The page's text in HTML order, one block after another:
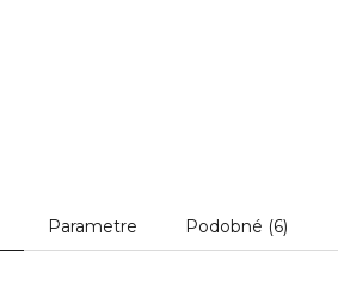
Parametre Podobné (6)